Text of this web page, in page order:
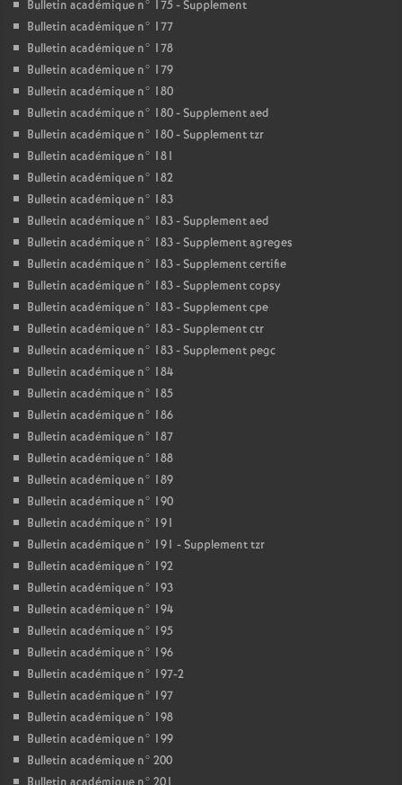
Bulletin académique n° 175 - Supplement
Bulletin académique n° 177
Bulletin académique n° 178
Bulletin académique n° 179
Bulletin académique n° 180
Bulletin académique n° 180 - Supplement aed
Bulletin académique n° 180 - Supplement tzr
Bulletin académique n° 181
Bulletin académique n° 182
Bulletin académique n° 183
Bulletin académique n° 183 - Supplement aed
Bulletin académique n° 183 - Supplement agreges
Bulletin académique n° 183 - Supplement certifie
Bulletin académique n° 183 - Supplement copsy
Bulletin académique n° 183 - Supplement cpe
Bulletin académique n° 183 - Supplement ctr
Bulletin académique n° 183 - Supplement pegc
Bulletin académique n° 184
Bulletin académique n° 185
Bulletin académique n° 186
Bulletin académique n° 187
Bulletin académique n° 188
Bulletin académique n° 189
Bulletin académique n° 190
Bulletin académique n° 191
Bulletin académique n° 191 - Supplement tzr
Bulletin académique n° 192
Bulletin académique n° 193
Bulletin académique n° 194
Bulletin académique n° 195
Bulletin académique n° 196
Bulletin académique n° 197-2
Bulletin académique n° 197
Bulletin académique n° 198
Bulletin académique n° 199
Bulletin académique n° 200